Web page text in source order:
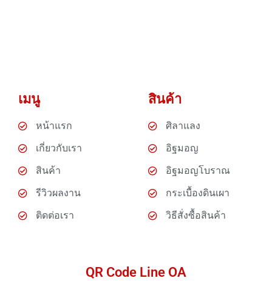
เมนู
หน้าแรก
เกี่ยวกับเรา
สินค้า
รีวิวผลงาน
ติดต่อเรา
สินค้า
ศิลาแลง
อิฐมอญ
อิฐมอญโบราณ
กระเบื้องดินเผา
วิธีสั่งซื้อสินค้า
QR Code Line OA